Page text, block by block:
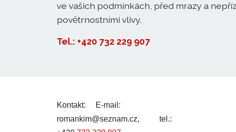
ve vašich podmínkách, před mrazy a
povětrnostními vlivy.
Tel.: +420 732 229 907
Kontakt:
E-mail:
romankim@seznam.cz, tel.: